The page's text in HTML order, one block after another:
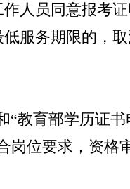
人员同意报考证
服务期限的，取
“教育部学历证
岗位要求，资格